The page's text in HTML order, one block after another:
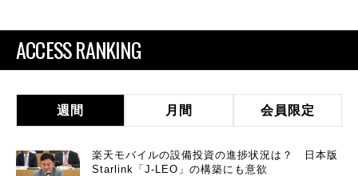
ACCESS RANKING
週間 月間 会員限定
楽天モバイルの設備投資の進捗状況は？ 日本版
Starlink「J-LEO」の構築にも意欲